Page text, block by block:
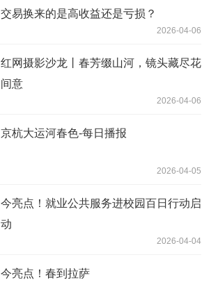
交易换来的是高收益还是亏损？
2026-04-06
红网摄影沙龙丨春芳缀山河，镜头藏尽花
间意
2026-04-06
京杭大运河春色-每日播报
2026-04-05
今亮点！就业公共服务进校园百日行动启
动
2026-04-04
今亮点！春到拉萨